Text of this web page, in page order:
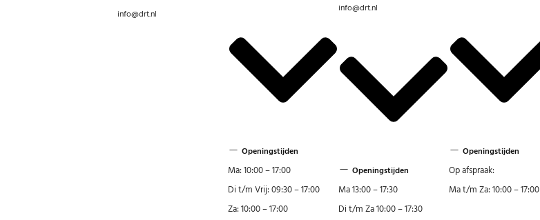
info@drt.nl
Openingstijden
Ma: 10:00 – 17:00
Di t/m Vrij: 09:30 – 17:00
Za: 10:00 – 17:00
info@drt.nl
Openingstijden
Ma 13:00 – 17:30
Di t/m Za 10:00 – 17:30
Openingstijden
Op afspraak:
Ma t/m Za: 10:00 – 17:00